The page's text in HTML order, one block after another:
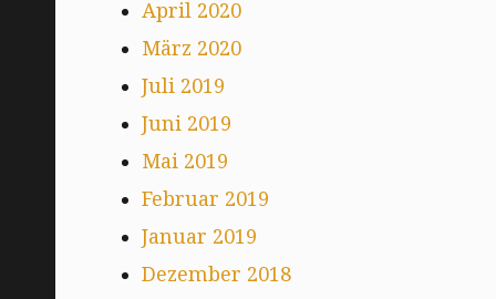
April 2020
März 2020
Juli 2019
Juni 2019
Mai 2019
Februar 2019
Januar 2019
Dezember 2018